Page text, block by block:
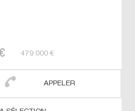
479 000 €
APPELER